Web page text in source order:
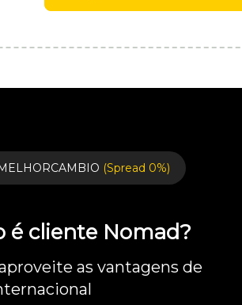
(Spread 0%)
é cliente Nomad?
as vantagens de